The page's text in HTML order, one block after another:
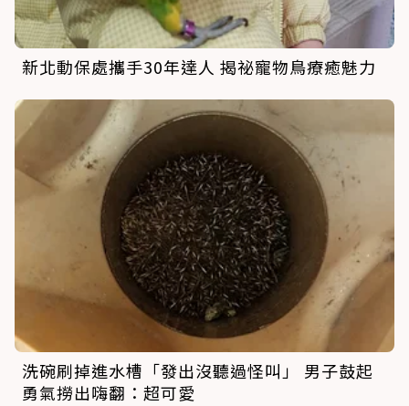
新北動保處攜手30年達人 揭祕寵物鳥療癒魅力
洗碗刷掉進水槽「發出沒聽過怪叫」 男子鼓起
勇氣撈出嗨翻：超可愛